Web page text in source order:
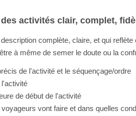
activités clair, complet,
complète, claire, et qui
à même de semer le doute ou la
de l'activité et le séquençage/ordre
l'activité
de début de l'activité
vont faire et dans quelles